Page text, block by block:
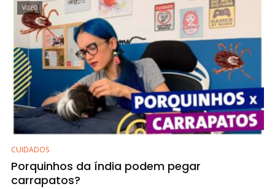
VÍDEO
CUIDADOS
Porquinhos da índia podem pegar
carrapatos?